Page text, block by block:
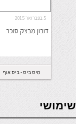
5 בפברואר 2015
דובון מבצק סוכר
מיס ביס - ביס אוף
קייק
online casinos österreich
שימושי